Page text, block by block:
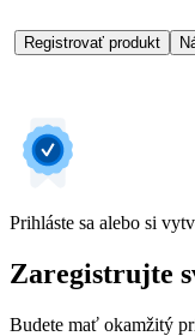
Registrovať produkt
Prihláste sa alebo si
Zaregistrujte
Budete mať okamžitý